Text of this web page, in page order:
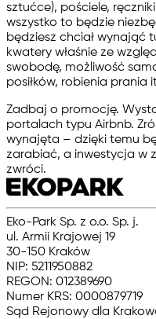
sztućce), pościele,
wszystko to będzie
będziesz chciał wynająć
kwatery właśnie ze
swobodę, możliwość
posiłków, robienia prania
Zadbaj o promocję.
portalach typu Airbnb.
wynajęta – dzięki temu
zarabiać, a inwestycja w
zwróci.
Eko-Park Sp. z o.o. Sp. j.
ul. Armii Krajowej 19
30-150 Kraków
NIP: 5211950882
REGON: 012389690
Numer KRS: 0000879719
Sąd Rejonowy dla